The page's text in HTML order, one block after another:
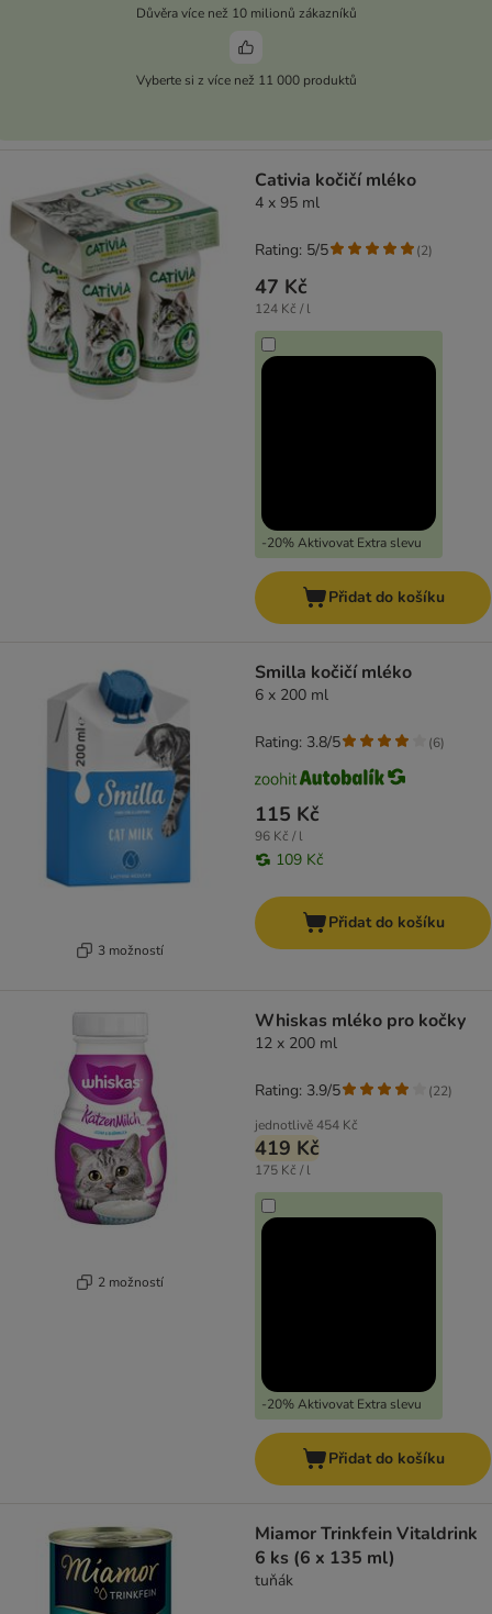
Důvěra více než 10 milionů zákazníků
Vyberte si z více než 11 000 produktů
Cativia kočičí mléko
4 x 95 ml
47 Kč
124 Kč / l
-20% Aktivovat Extra slevu
Rating: 5/5 (2)
Přidat do košíku
3 možností
Smilla kočičí mléko
6 x 200 ml
115 Kč
96 Kč / l
109 Kč
Rating: 3.8/5 (6)
Přidat do košíku
2 možností
Whiskas mléko pro kočky
12 x 200 ml
jednotlivě454 Kč
419 Kč
175 Kč / l
-20% Aktivovat Extra slevu
Rating: 3.9/5 (22)
Přidat do košíku
Miamor Trinkfein Vitaldrink
6 ks (6 x 135 ml)
tuňák